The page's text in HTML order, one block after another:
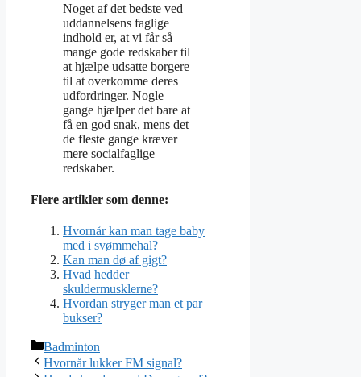
Noget af det bedste ved
uddannelsens faglige
indhold er, at vi får så
mange gode redskaber til
at hjælpe udsatte borgere
til at overkomme deres
udfordringer. Nogle
gange hjælper det bare at
få en god snak, mens det
de fleste gange kræver
mere socialfaglige
redskaber.
Flere artikler som denne:
Hvornår kan man tage baby
med i svømmehal?
Kan man dø af gigt?
Hvad hedder
skuldermusklerne?
Hvordan stryger man et par
bukser?
Kategorier
Badminton
Hvornår lukker FM signal?